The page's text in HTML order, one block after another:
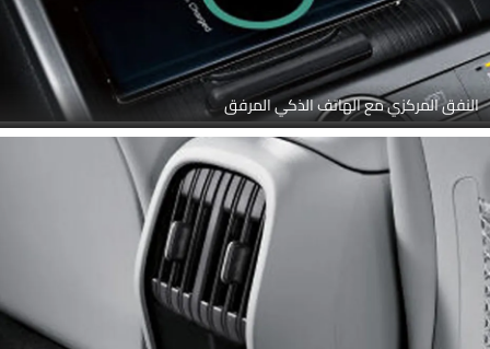
النفق المركزي مع الهاتف الذكي المرفق